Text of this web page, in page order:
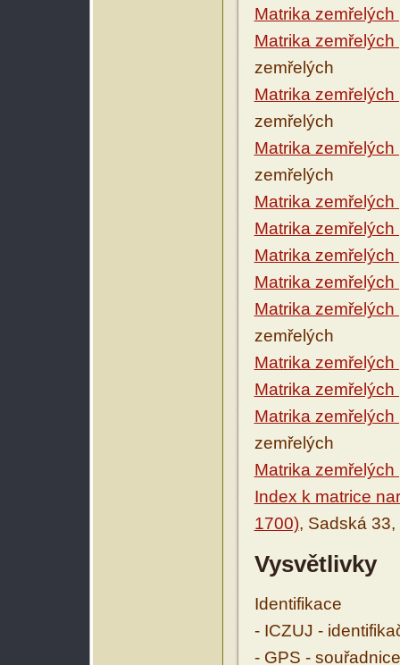
Matrika
Matrika
zemřelých
Matrika
zemřelých
Matrika
zemřelých
Matrika
Matrika
Matrika
Matrika
Matrika
zemřelých
Matrika
Matrika
Matrika
zemřelých
Matrika
Index k matrice
1700), Sadská 33,
Vysvětlivky
Identifikace
- ICZUJ -
- GPS -